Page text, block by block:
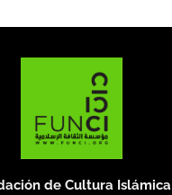
de Cultura Islámica